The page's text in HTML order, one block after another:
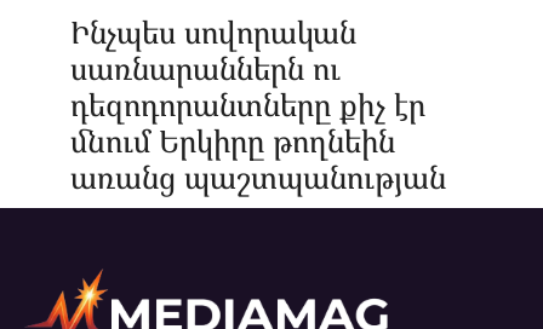
Ինչպես սովորական
սառնարաններն ու
դեզոդորանտները քիչ էր
մնում Երկիրը թողնեին
առանց պաշտպանության